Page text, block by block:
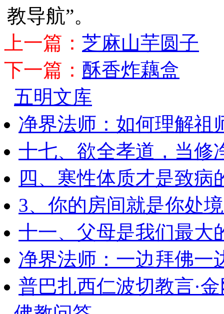
教导航”。
上一篇： 芝麻山芋圆子
下一篇： 酥香炸藕盒
五明文库
净界法师：如何理解祖
十七、欲全孝道，当修
四、寒性体质才是致病
3、你的房间就是你处
十一、父母是我们最大
净界法师：一边拜佛一
普巴扎西仁波切教言·